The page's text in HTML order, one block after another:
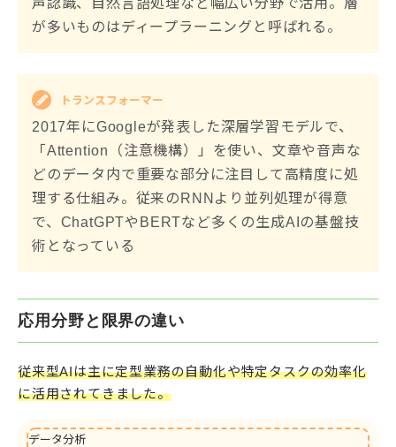
声認識、自然言語処理など幅広い分野で活用。層
が多いものはディープラーニングと呼ばれる。
トランスフォーマー
2017年にGoogleが発表した深層学習モデルで、
「Attention（注意機構）」を使い、文章や音声な
どのデータ内で重要な部分に注目して高精度に処
理する仕組み。従来のRNNより並列処理が得意
で、ChatGPTやBERTなど多くの生成AIの基盤技
術となっている
応用分野と限界の違い
従来型AIは主に定型業務の自動化や特定タスクの効率化
に活用されてきました。
データ分析